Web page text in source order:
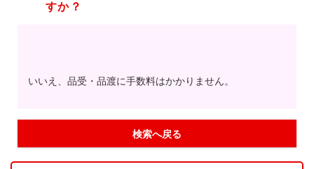
すか？
いいえ、品受・品渡に手数料はかかりません。
検索へ戻る